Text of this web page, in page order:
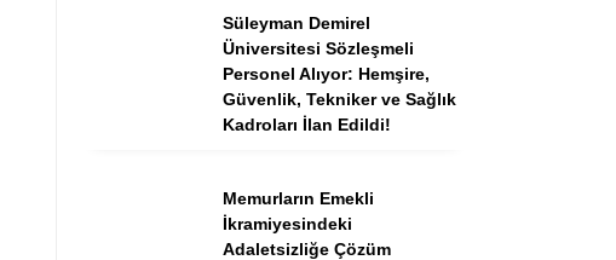
Süleyman Demirel
Üniversitesi Sözleşmeli
Personel Alıyor: Hemşire,
Güvenlik, Tekniker ve Sağlık
Kadroları İlan Edildi!
Memurların Emekli
İkramiyesindeki
Adaletsizliğe Çözüm